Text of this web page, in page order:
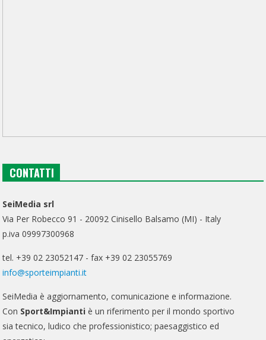
CONTATTI
SeiMedia srl
Via Per Robecco 91 - 20092 Cinisello Balsamo (MI) - Italy
p.iva 09997300968
tel. +39 02 23052147 - fax +39 02 23055769
info@sporteimpianti.it
SeiMedia è aggiornamento, comunicazione e informazione.
Con Sport&Impianti è un riferimento per il mondo sportivo
sia tecnico, ludico che professionistico; paesaggistico ed